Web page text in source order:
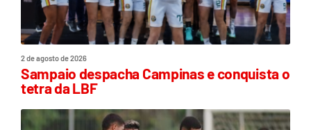
2 de agosto de 2026
Sampaio despacha Campinas e conquista o
tetra da LBF